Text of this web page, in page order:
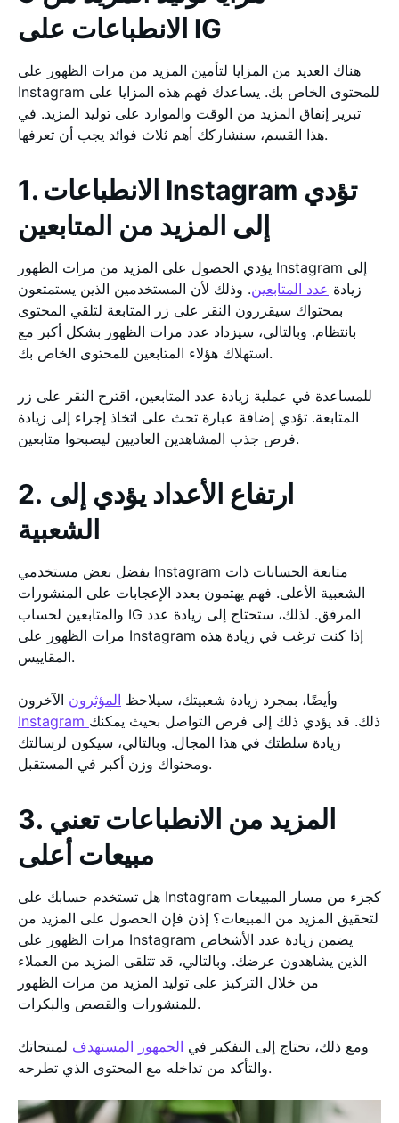
الانطباعات على IG
هناك العديد من المزايا لتأمين المزيد من مرات الظهور على
Instagram للمحتوى الخاص بك. يساعدك فهم هذه المزايا على
تبرير إنفاق المزيد من الوقت والموارد على توليد المزيد. في
هذا القسم، سنشاركك أهم ثلاث فوائد يجب أن تعرفها.
1. الانطباعات Instagram تؤدي
إلى المزيد من المتابعين
يؤدي الحصول على المزيد من مرات الظهور Instagram إلى
زيادة عدد المتابعين. وذلك لأن المستخدمين الذين يستمتعون
بمحتواك سيقررون النقر على زر المتابعة لتلقي المحتوى
بانتظام. وبالتالي، سيزداد عدد مرات الظهور بشكل أكبر مع
استهلاك هؤلاء المتابعين للمحتوى الخاص بك.
للمساعدة في عملية زيادة عدد المتابعين، اقترح النقر على زر
المتابعة. تؤدي إضافة عبارة تحث على اتخاذ إجراء إلى زيادة
فرص جذب المشاهدين العاديين ليصبحوا متابعين.
2. ارتفاع الأعداد يؤدي إلى
الشعبية
يفضل بعض مستخدمي Instagram متابعة الحسابات ذات
الشعبية الأعلى. فهم يهتمون بعدد الإعجابات على المنشورات
والمتابعين لحساب IG المرفق. لذلك، ستحتاج إلى زيادة عدد
مرات الظهور على Instagram إذا كنت ترغب في زيادة هذه
المقاييس.
وأيضًا، بمجرد زيادة شعبيتك، سيلاحظ المؤثرون الآخرون
Instagram ذلك. قد يؤدي ذلك إلى فرص التواصل بحيث يمكنك
زيادة سلطتك في هذا المجال. وبالتالي، سيكون لرسالتك
ومحتواك وزن أكبر في المستقبل.
3. المزيد من الانطباعات تعني
مبيعات أعلى
هل تستخدم حسابك على Instagram كجزء من مسار المبيعات
لتحقيق المزيد من المبيعات؟ إذن فإن الحصول على المزيد من
مرات الظهور على Instagram يضمن زيادة عدد الأشخاص
الذين يشاهدون عرضك. وبالتالي، قد تتلقى المزيد من العملاء
من خلال التركيز على توليد المزيد من مرات الظهور
للمنشورات والقصص والبكرات.
ومع ذلك، تحتاج إلى التفكير في الجمهور المستهدف لمنتجاتك
والتأكد من تداخله مع المحتوى الذي تطرحه.